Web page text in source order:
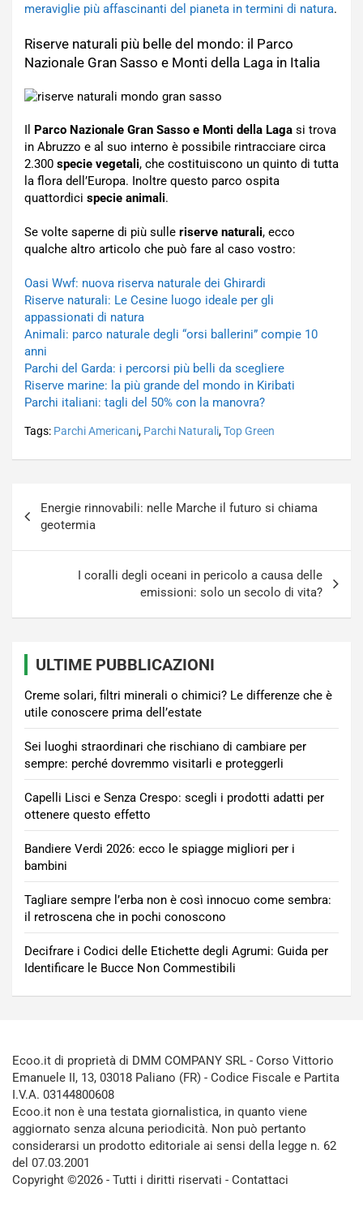
meraviglie più affascinanti del pianeta in termini di natura.
Riserve naturali più belle del mondo: il Parco
Nazionale Gran Sasso e Monti della Laga in Italia
Il Parco Nazionale Gran Sasso e Monti della Laga si trova
in Abruzzo e al suo interno è possibile rintracciare circa
2.300 specie vegetali, che costituiscono un quinto di tutta
la flora dell’Europa. Inoltre questo parco ospita
quattordici specie animali.
Se volte saperne di più sulle riserve naturali, ecco
qualche altro articolo che può fare al caso vostro:
Oasi Wwf: nuova riserva naturale dei Ghirardi
Riserve naturali: Le Cesine luogo ideale per gli
appassionati di natura
Animali: parco naturale degli “orsi ballerini” compie 10
anni
Parchi del Garda: i percorsi più belli da scegliere
Riserve marine: la più grande del mondo in Kiribati
Parchi italiani: tagli del 50% con la manovra?
Tags: Parchi Americani, Parchi Naturali,Top Green
articoli
Energie rinnovabili: nelle Marche il futuro si chiama
geotermia
I coralli degli oceani in pericolo a causa delle
emissioni: solo un secolo di vita?
ULTIME PUBBLICAZIONI
Creme solari, filtri minerali o chimici? Le differenze che è
utile conoscere prima dell’estate
Sei luoghi straordinari che rischiano di cambiare per
sempre: perché dovremmo visitarli e proteggerli
Capelli Lisci e Senza Crespo: scegli i prodotti adatti per
ottenere questo effetto
Bandiere Verdi 2026: ecco le spiagge migliori per i
bambini
Tagliare sempre l’erba non è così innocuo come sembra:
il retroscena che in pochi conoscono
Decifrare i Codici delle Etichette degli Agrumi: Guida per
Identificare le Bucce Non Commestibili
Ecoo.it di proprietà di DMM COMPANY SRL - Corso Vittorio
Emanuele II, 13, 03018 Paliano (FR) - Codice Fiscale e Partita
I.V.A. 03144800608
Ecoo.it non è una testata giornalistica, in quanto viene
aggiornato senza alcuna periodicità. Non può pertanto
considerarsi un prodotto editoriale ai sensi della legge n. 62
del 07.03.2001
Copyright ©2026 - Tutti i diritti riservati - Contattaci